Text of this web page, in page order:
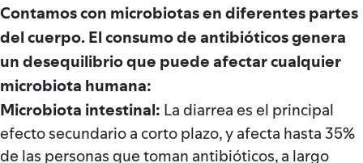
Contamos con microbiotas en diferentes partes
del cuerpo. El consumo de antibióticos genera
un desequilibrio que puede afectar cualquier
microbiota humana:
Microbiota intestinal: La diarrea es el principal
efecto secundario a corto plazo, y afecta hasta 35%
de las personas que toman antibióticos, a largo